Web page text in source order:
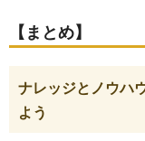
【まとめ】
ナレッジとノウハ
よう